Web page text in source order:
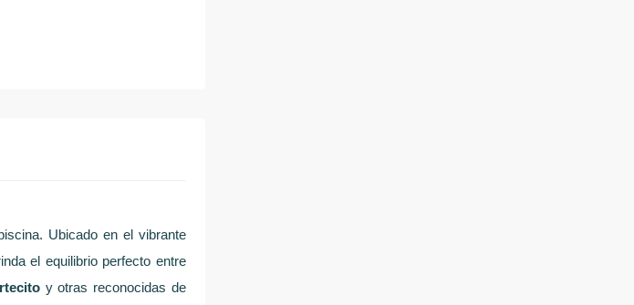
Ubicado en el vibrante
el equilibrio perfecto entre
y otras reconocidas de